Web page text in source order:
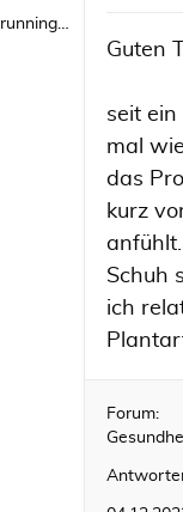
runningwild1
Guten
seit
mal
das
kurz
Schuh
ich
Forum: